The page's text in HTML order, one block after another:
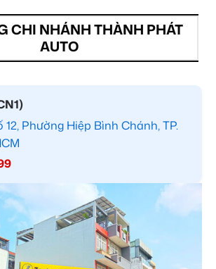
CHI NHÁNH THÀNH PHÁT
AUTO
12, Phường Hiệp Bình Chánh, TP.